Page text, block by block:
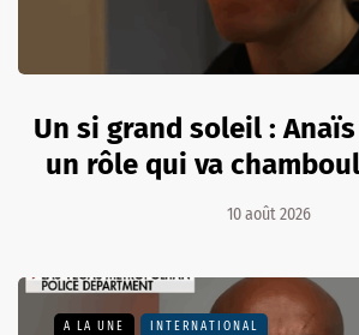
Un si grand soleil :
un rôle qui va
10 août 2026
A LA UNE INTERNATIONAL